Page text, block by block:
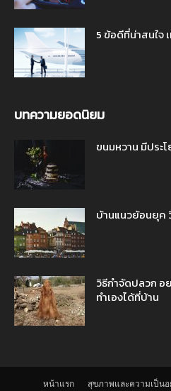
5 ข้อดีที่น่าสนใ
บทความยอดนิยม
ขนมหวาน มีประ
บ้านแนวย้อนยุค
วิธีกำจัดปลวก อ
ทำเองได้ที่บ้าน
หน้าแรก สุขภาพและความเป็นอ